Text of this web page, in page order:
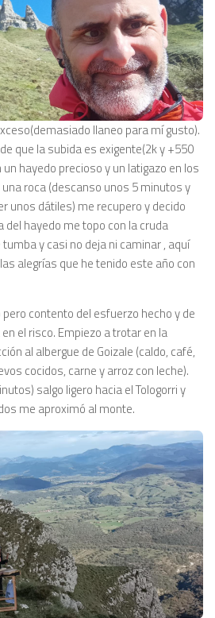
llaneo para mí gusto).
que la subida es exigente(2k y +550
hayedo precioso y un latigazo en los
roca (descanso unos 5 minutos y
unos dátiles) me recupero y decido
del hayedo me topo con la cruda
y casi no deja ni caminar , aquí
alegrías que he tenido este año con
contento del esfuerzo hecho y de
el risco. Empiezo a trotar en la
al albergue de Goizale (caldo, café,
cocidos, carne y arroz con leche).
salgo ligero hacia el Tologorri y
me aproximó al monte.